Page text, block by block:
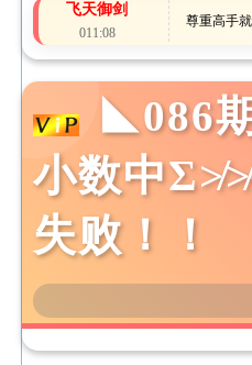
飞天御剑
011:08
尊重高手
◣086
小数中
失败！！